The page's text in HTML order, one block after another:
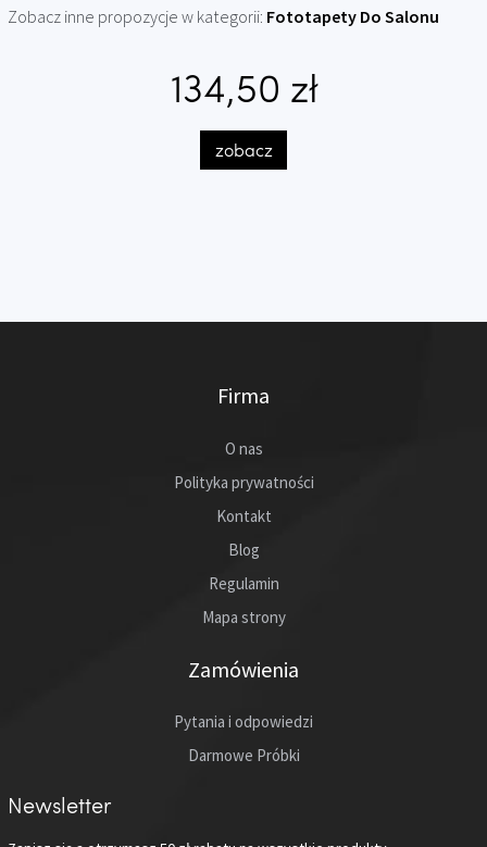
Zobacz inne propozycje w kategorii: Fototapety Do Salonu
134,50 zł
zobacz
Firma
O nas
Polityka prywatności
Kontakt
Blog
Regulamin
Mapa strony
Zamówienia
Pytania i odpowiedzi
Darmowe Próbki
Newsletter